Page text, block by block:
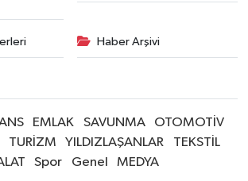
Haber Arşivi
EMLAK SAVUNMA
OTOMOTİV
TURİZM YILDIZLAŞANLAR
TEKSTİL
Spor Genel MEDYA